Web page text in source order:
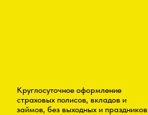
Круглосуточное оформление
страховых полисов, вкладов и
займов, без выходных и праздников